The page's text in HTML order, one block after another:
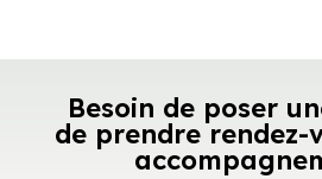
Besoin de poser
de prendre rendez-